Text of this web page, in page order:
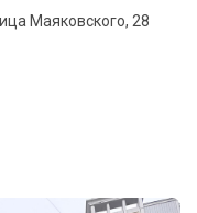
Маяковского, 28